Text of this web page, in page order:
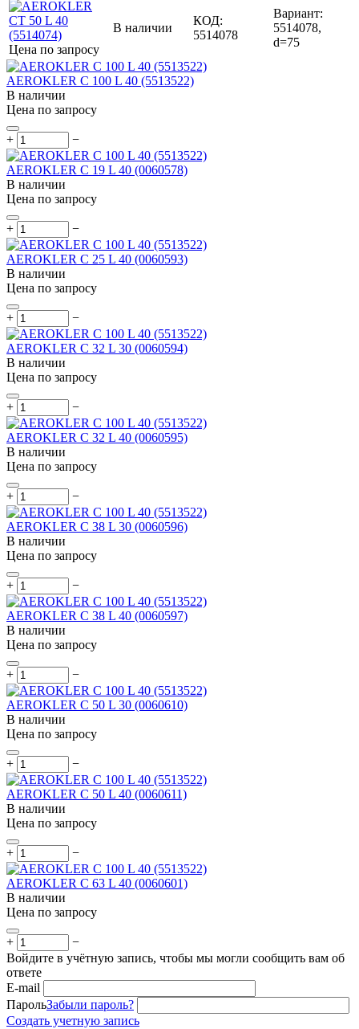
Цена по запросу
В наличии
КОД:
5514078
Вариант:
5514078,
d=75
AEROKLER C 100 L 40 (5513522)
В наличии
Цена по запросу
+ −
AEROKLER C 19 L 40 (0060578)
В наличии
Цена по запросу
+ −
AEROKLER C 25 L 40 (0060593)
В наличии
Цена по запросу
+ −
AEROKLER C 32 L 30 (0060594)
В наличии
Цена по запросу
+ −
AEROKLER C 32 L 40 (0060595)
В наличии
Цена по запросу
+ −
AEROKLER C 38 L 30 (0060596)
В наличии
Цена по запросу
+ −
AEROKLER C 38 L 40 (0060597)
В наличии
Цена по запросу
+ −
AEROKLER C 50 L 30 (0060610)
В наличии
Цена по запросу
+ −
AEROKLER C 50 L 40 (0060611)
В наличии
Цена по запросу
+ −
AEROKLER C 63 L 40 (0060601)
В наличии
Цена по запросу
+
−
Войдите в учётную запись, чтобы мы могли сообщить вам об
ответе
E-mail
ПарольЗабыли пароль?
Создать учетную запись